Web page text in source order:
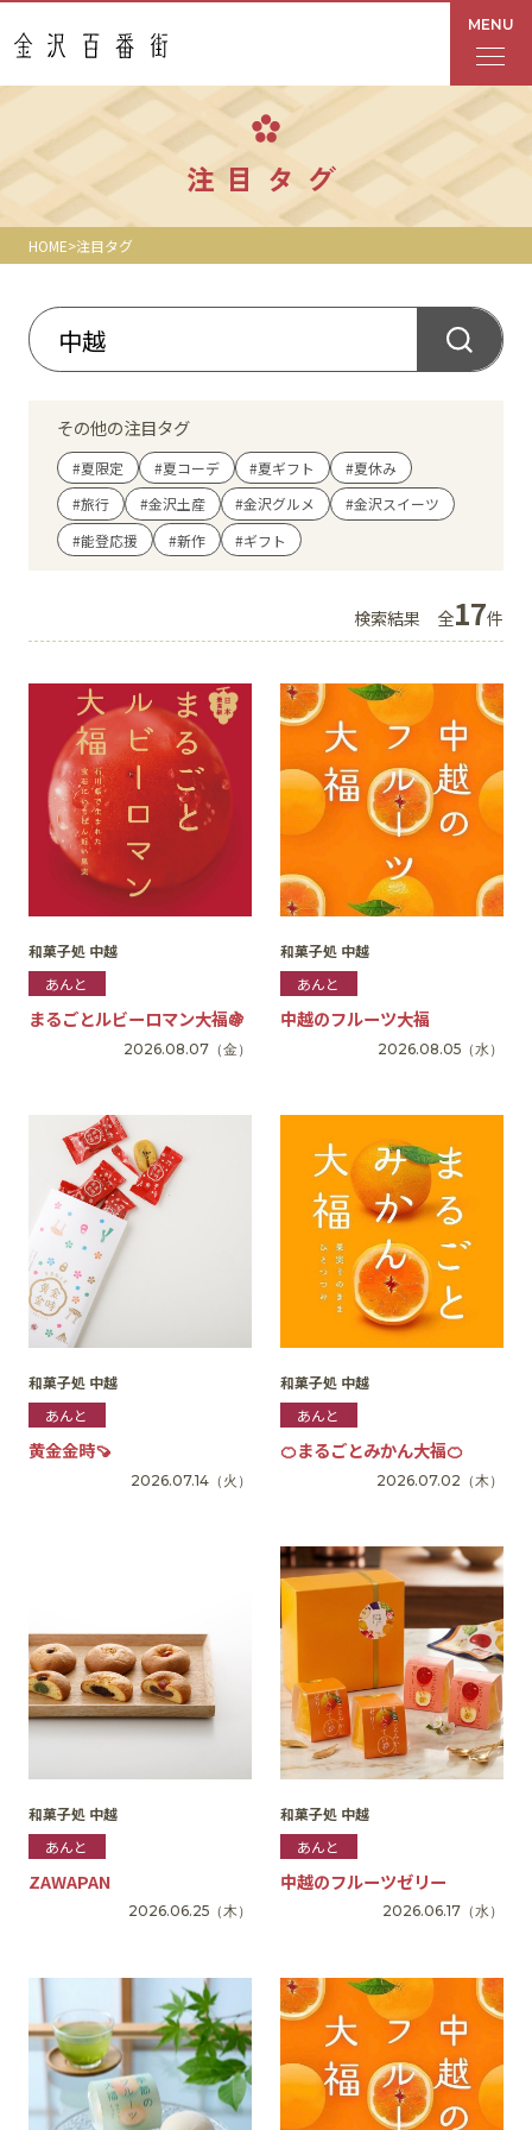
MENU
フロアガイド
あんと
Rinto
あんと西
レストラン・カフェ
ショップニュース
アクセス・パーキング
館内サービス
施設からのお知らせ
スタッフ募集
百番街くらぶ
注目タグ
HOME 注目タグ
その他の注目タグ
#夏限定 #夏コーデ #夏ギフト
#夏休み
#旅行
#金沢土産 #金沢グルメ
#金沢スイーツ
#能登応援
#新作 #ギフト
検索結果 全17件
和菓子処 中越
あんと
まるごとルビーロマン大福🍇
2026.08.07 （金）
和菓子処 中越
あんと
中越のフルーツ大福
2026.08.05 （水）
和菓子処 中越
あんと
黄金金時🍠
2026.07.14 （火）
和菓子処 中越
あんと
🍊まるごとみかん大福🍊
2026.07.02 （木）
和菓子処 中越
あんと
ZAWAPAN
2026.06.25 （木）
和菓子処 中越
あんと
中越のフルーツゼリー
2026.06.17 （水）